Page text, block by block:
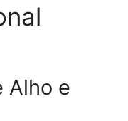
Alho e